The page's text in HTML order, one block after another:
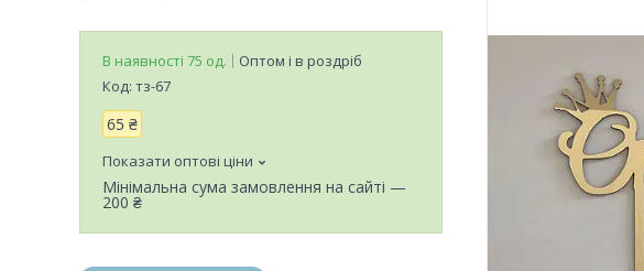
В наявності 75 од.
Оптом і в роздріб
Код: тз-67
65 ₴
Показати оптові ціни
Мінімальна сума замовлення на сайті —
200 ₴